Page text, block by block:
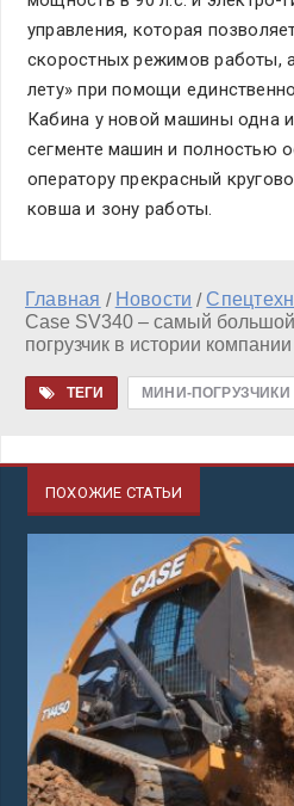
управления, которая
скоростных режимов работы,
лету» при помощи
Кабина у новой машины одна
сегменте машин и полностью
оператору прекрасный
ковша и зону работы.
Главная / Новости /
Case SV340 – самый
погрузчик в истории компании
ТЕГИ МИНИ-ПОГРУЗЧИКИ
ПОХОЖИЕ СТАТЬИ